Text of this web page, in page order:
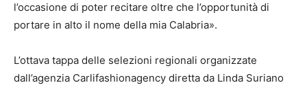
l’occasione di poter recitare oltre che l’opportunità di
portare in alto il nome della mia Calabria».
L’ottava tappa delle selezioni regionali organizzate
dall’agenzia Carlifashionagency diretta da Linda Suriano